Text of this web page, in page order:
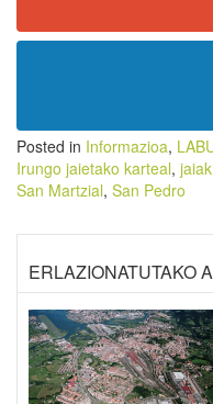
Posted in Informazioa,
Irungo jaietako karteal, jaiak
San Martzial, San Pedro
ERLAZIONATUTAKO